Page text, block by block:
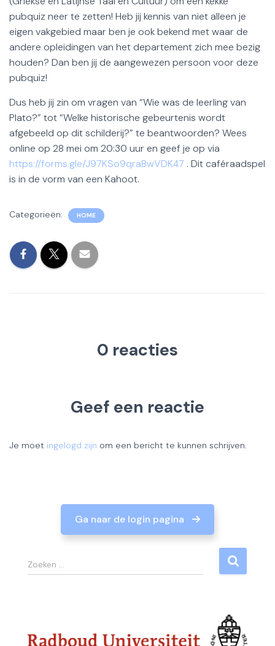
pubquiz neer te zetten! Heb jij kennis van niet alleen je
eigen vakgebied maar ben je ook bekend met waar de
andere opleidingen van het departement zich mee bezig
houden? Dan ben jij de aangewezen persoon voor deze
pubquiz!
Dus heb jij zin om vragen van “Wie was de leerling van
Plato?” tot “Welke historische gebeurtenis wordt
afgebeeld op dit schilderij?” te beantwoorden? Wees
online op 28 mei om 20:30 uur en geef je op via
https://forms.gle/J97KSo9qraBwVDK47 . Dit caféraadspel
is in de vorm van een Kahoot.
Categorieën: HOME
0 reacties
Geef een reactie
Je moet ingelogd zijn om een bericht te kunnen schrijven.
Ga naar de login pagina
Z
o
n
Zoeken …